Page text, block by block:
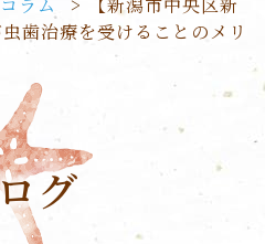
歯治療を受けることのメリ
グ